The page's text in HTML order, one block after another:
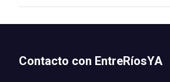
Contacto con EntreRíosYA